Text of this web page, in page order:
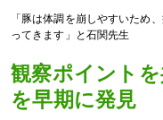
「豚は体調を崩しやすいため
ってきます」と石関先生
観察ポイント
を早期に発見